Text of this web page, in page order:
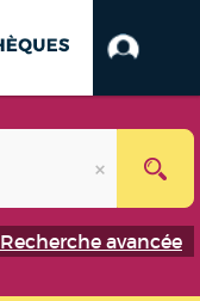
Recherche avancée